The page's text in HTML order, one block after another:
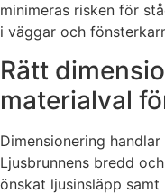
minimeras risken för
i väggar och
Rätt
materialval
Dimensionering
Ljusbrunnens bredd
önskat ljusinsläpp